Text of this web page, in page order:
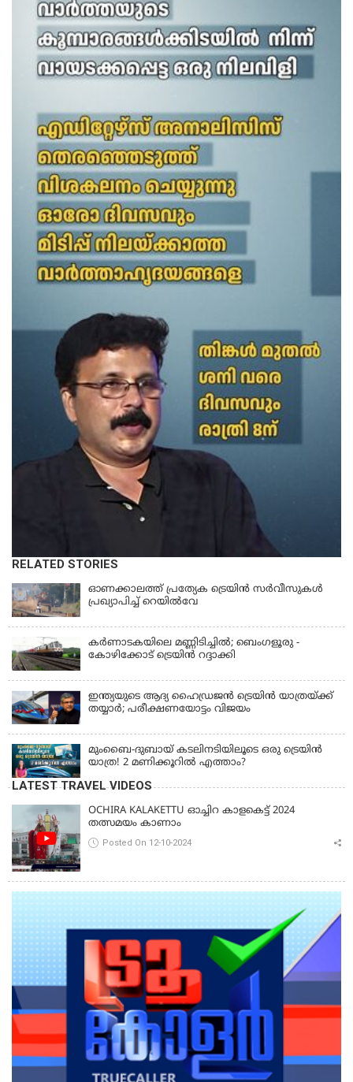
RELATED STORIES
ഓണക്കാലത്ത് പ്രത്യേക ട്രെയിൻ സര്‍വീസുകള്‍
പ്രഖ്യാപിച്ച് റെയില്‍വേ
കര്‍ണാടകയിലെ മണ്ണിടിച്ചില്‍; ബെംഗളൂരു -
കോഴിക്കോട് ട്രെയിൻ റദ്ദാക്കി
ഇന്ത്യയുടെ ആദ്യ ഹൈഡ്രജൻ ട്രെയിൻ യാത്രയ്ക്ക്
തയ്യാർ; പരീക്ഷണയോട്ടം വിജയം
മുംബൈ-ദുബായ് കടലിനടിയിലൂടെ ഒരു ട്രെയിൻ
യാത്ര! 2 മണിക്കൂറിൽ എത്താം?
LATEST TRAVEL VIDEOS
OCHIRA KALAKETTU ഓച്ചിറ കാളകെട്ട് 2024
തത്സമയം കാണാം
Posted On 12-10-2024